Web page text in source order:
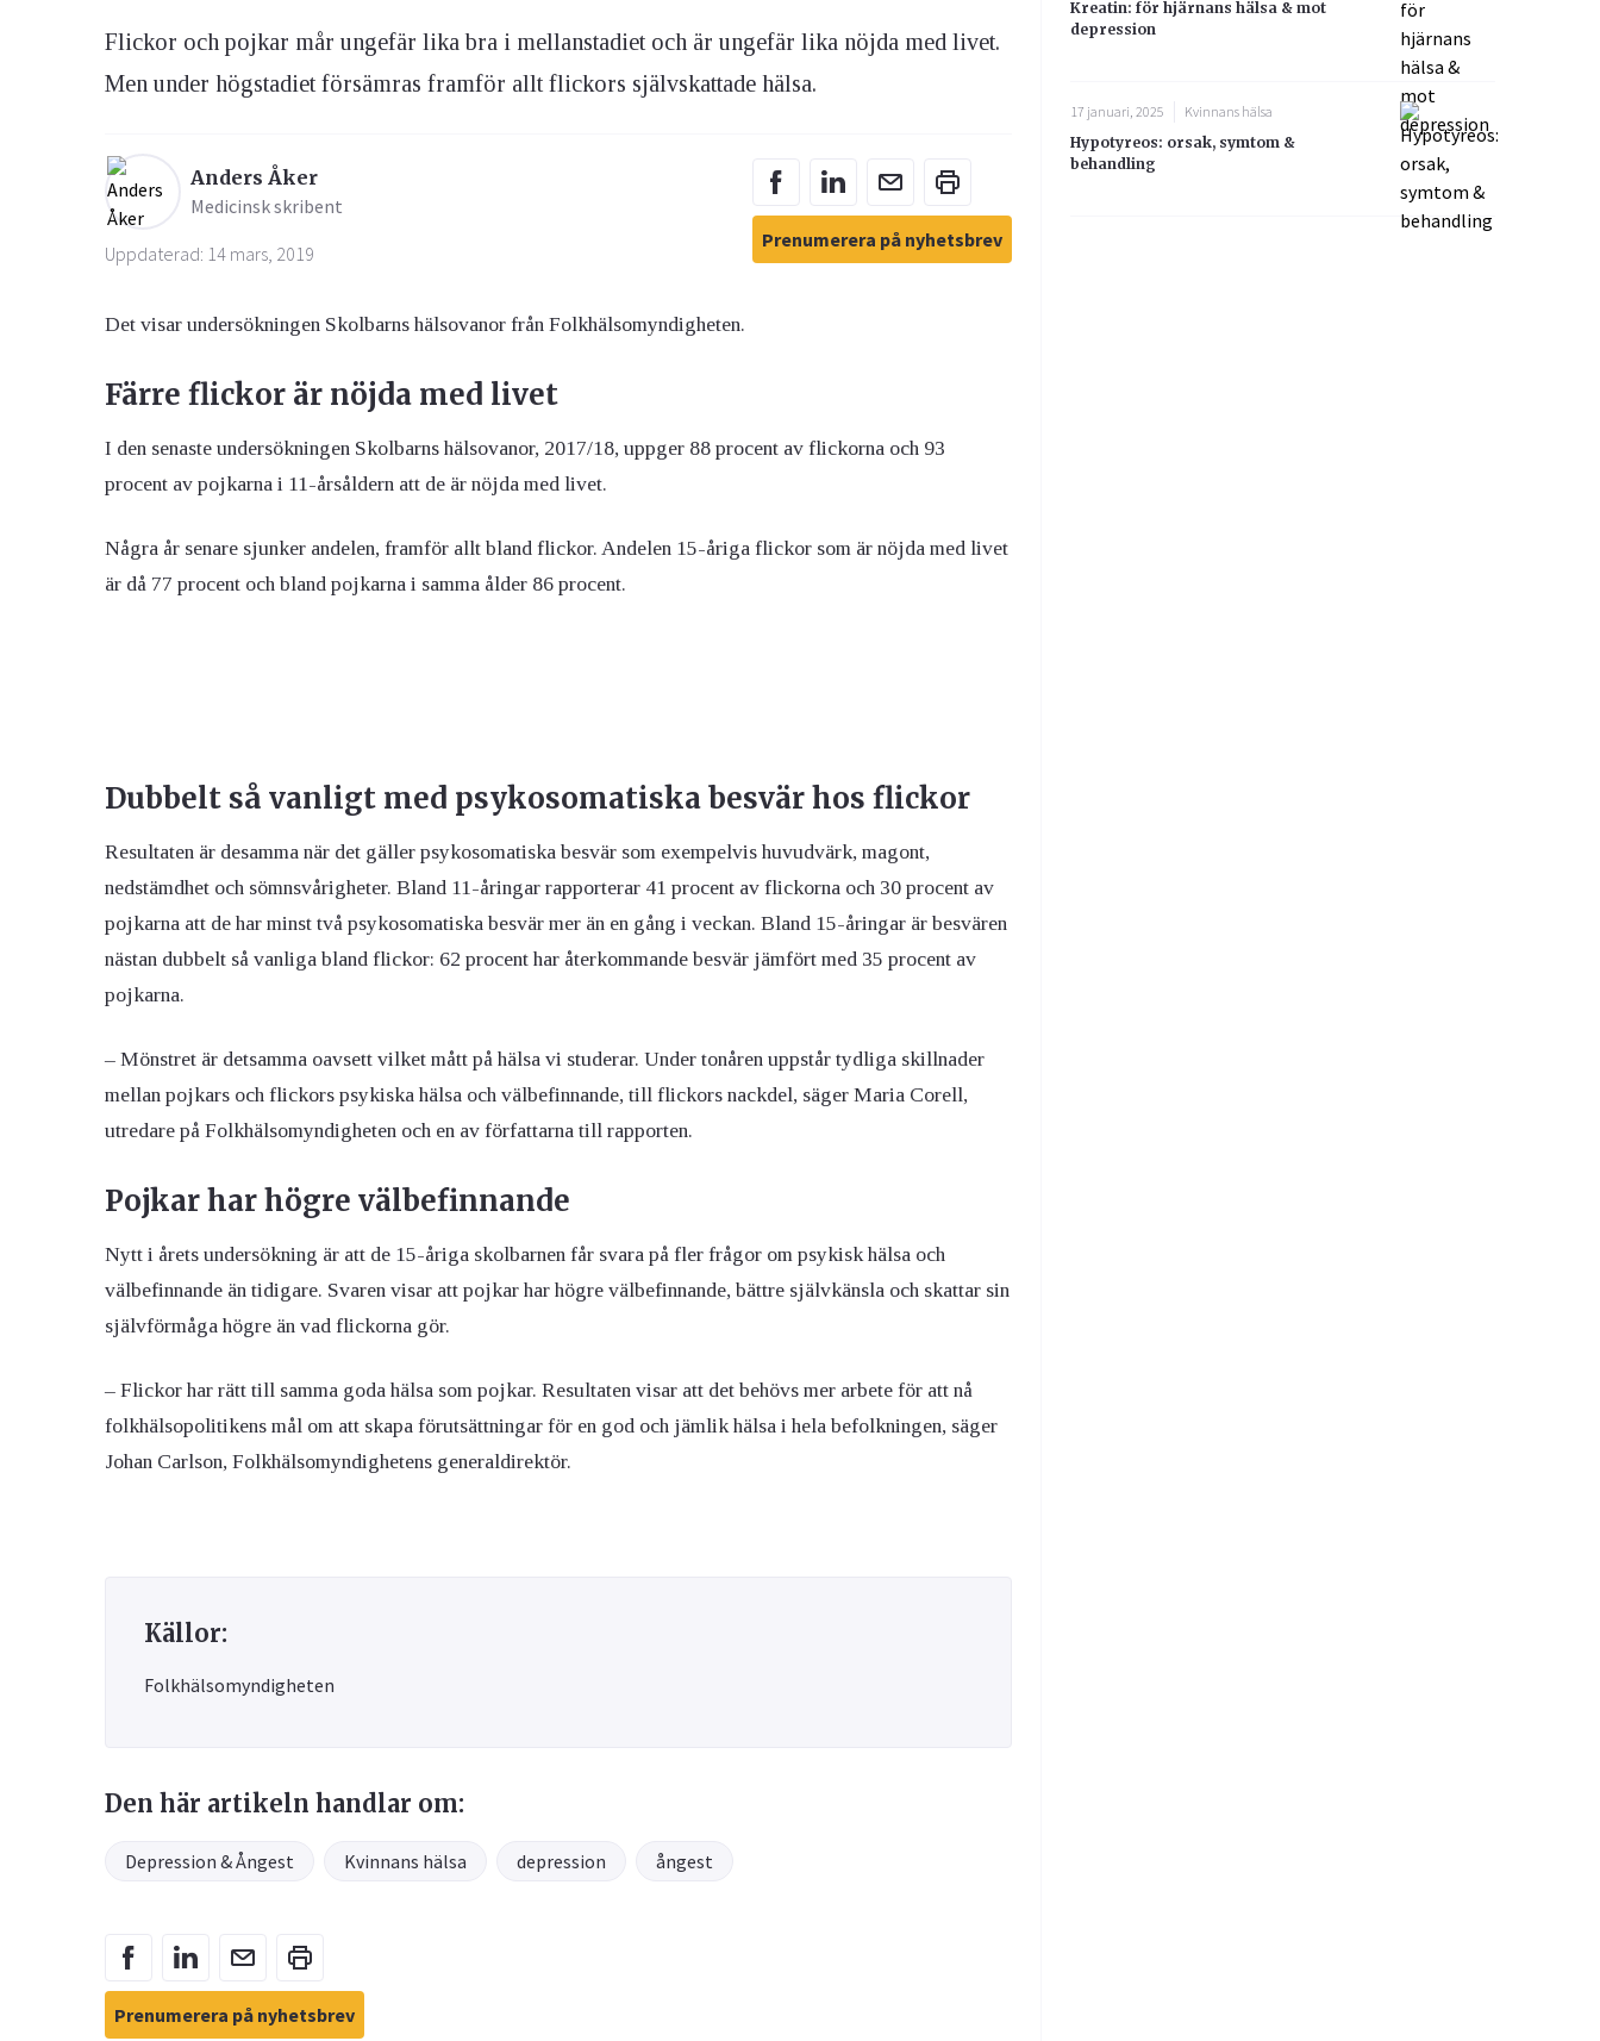
Ögon & Öron
Flickor och pojkar mår ungefär lika bra i mellanstadiet och är ungefär lika nöjda med livet.
Men under högstadiet försämras framför allt flickors självskattade hälsa.
Anders Åker
Medicinsk skribent
Uppdaterad: 14 mars, 2019
Prenumerera på nyhetsbrev
Det visar undersökningen Skolbarns hälsovanor från Folkhälsomyndigheten.
Färre flickor är nöjda med livet
I den senaste undersökningen Skolbarns hälsovanor, 2017/18, uppger 88 procent av flickorna och 93
procent av pojkarna i 11-årsåldern att de är nöjda med livet.
Några år senare sjunker andelen, framför allt bland flickor. Andelen 15-åriga flickor som är nöjda med livet
är då 77 procent och bland pojkarna i samma ålder 86 procent.
Dubbelt så vanligt med psykosomatiska besvär hos flickor
Resultaten är desamma när det gäller psykosomatiska besvär som exempelvis huvudvärk, magont,
nedstämdhet och sömnsvårigheter. Bland 11-åringar rapporterar 41 procent av flickorna och 30 procent av
pojkarna att de har minst två psykosomatiska besvär mer än en gång i veckan. Bland 15-åringar är besvären
nästan dubbelt så vanliga bland flickor: 62 procent har återkommande besvär jämfört med 35 procent av
pojkarna.
– Mönstret är detsamma oavsett vilket mått på hälsa vi studerar. Under tonåren uppstår tydliga skillnader
mellan pojkars och flickors psykiska hälsa och välbefinnande, till flickors nackdel, säger Maria Corell,
utredare på Folkhälsomyndigheten och en av författarna till rapporten.
Pojkar har högre välbefinnande
Nytt i årets undersökning är att de 15-åriga skolbarnen får svara på fler frågor om psykisk hälsa och
välbefinnande än tidigare. Svaren visar att pojkar har högre välbefinnande, bättre självkänsla och skattar sin
självförmåga högre än vad flickorna gör.
– Flickor har rätt till samma goda hälsa som pojkar. Resultaten visar att det behövs mer arbete för att nå
folkhälsopolitikens mål om att skapa förutsättningar för en god och jämlik hälsa i hela befolkningen, säger
Johan Carlson, Folkhälsomyndighetens generaldirektör.
Källor:
Folkhälsomyndigheten
Den här artikeln handlar om:
Depression & Ångest Kvinnans hälsa depression ångest
Prenumerera på nyhetsbrev
Kreatin: för hjärnans hälsa & mot
depression
17 januari, 2025
Kvinnans hälsa
Hypotyreos: orsak, symtom &
behandling